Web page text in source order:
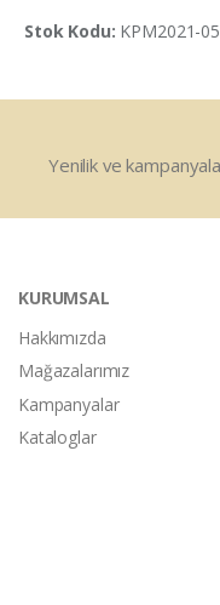
Stok Kodu: KPM2021-
Yenilik ve
KURUMSAL
Hakkımızda
Mağazalarımız
Kampanyalar
Kataloglar